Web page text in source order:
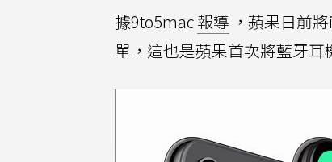
據9to5mac報導 ，蘋果日前
單，這也是蘋果首次將藍牙耳